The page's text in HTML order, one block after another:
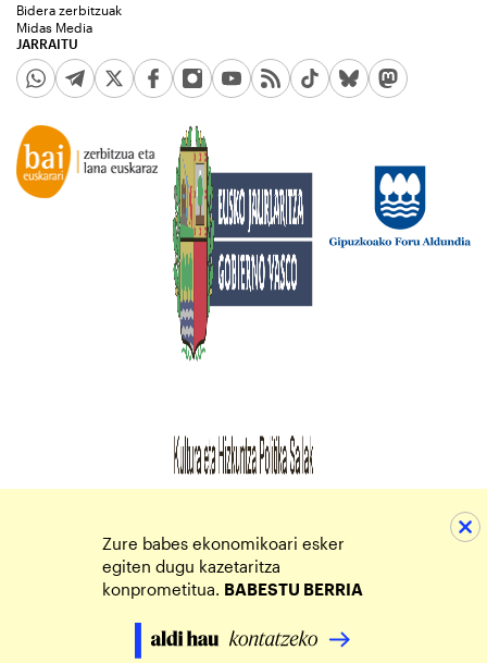
JARRAITU
Bidera zerbitzuak
Midas Media
Zure babes ekonomikoari esker
egiten dugu kazetaritza
konprometitua. BABESTU BERRIA